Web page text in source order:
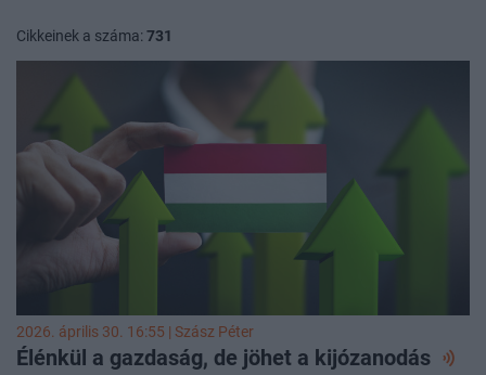
Cikkeinek a száma: 731
2026. április 30. 16:55 | Szász Péter
Élénkül a gazdaság, de jöhet a kijózanodás